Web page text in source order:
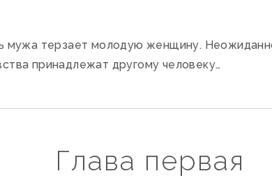
мужа терзает молодую женщину.
принадлежат другому человеку…
Глава первая